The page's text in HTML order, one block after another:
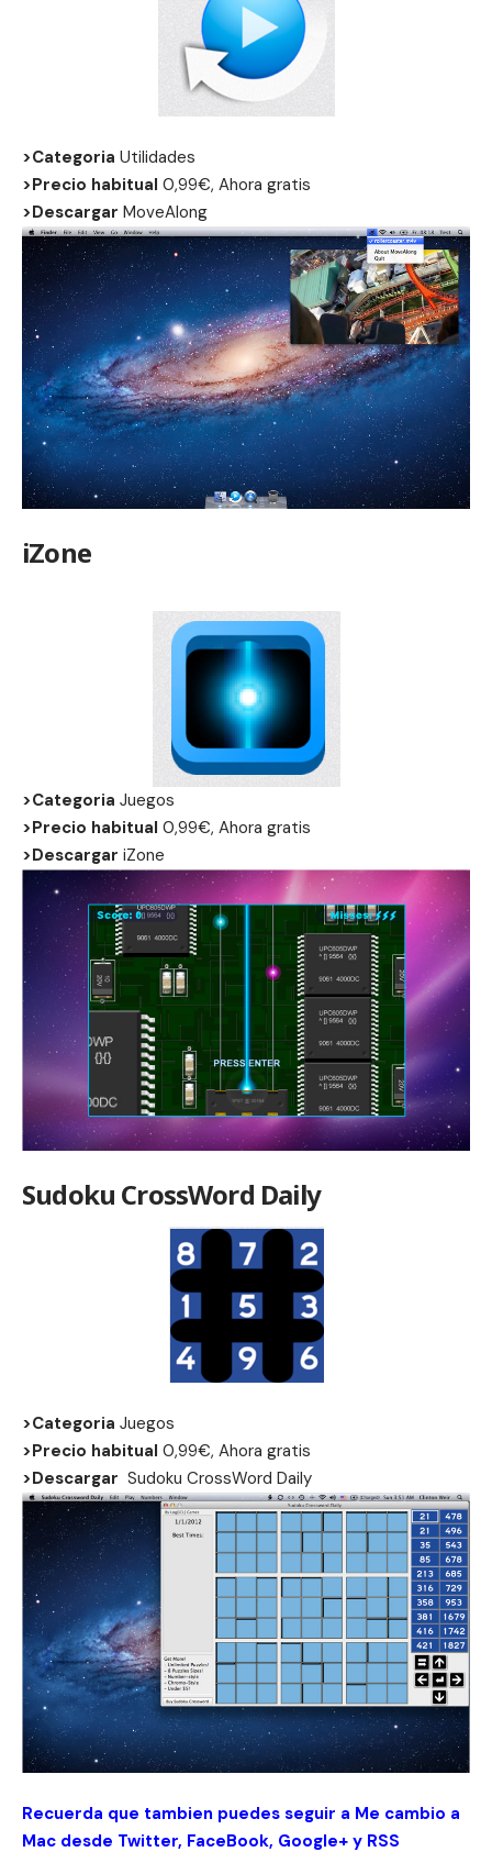
>Categoria Utilidades
>Precio habitual 0,99€, Ahora gratis
>Descargar MoveAlong
iZone
>Categoria Juegos
>Precio habitual 0,99€, Ahora gratis
>Descargar iZone
Sudoku CrossWord Daily
>Categoria Juegos
>Precio habitual 0,99€, Ahora gratis
>Descargar Sudoku CrossWord Daily
Recuerda que tambien puedes seguir a Me cambio a
Mac desde Twitter, FaceBook, Google+ y RSS